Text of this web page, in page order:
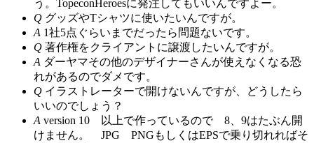
う。TopeconHeroesに発注してもいいんですよー。
Q グッズやTシャツに使いたいんですが。
A 1社5点ぐらいまでだったら問題ないです。
Q 著作権をクライアントに譲渡したいんですが。
A ダーヤマその他のデザイナーさんが使えなくなる恐
れがあるのでダメです。
Q イラストレーターで開けないんですが、どうしたら
いいのでしょう？
A version 10 以上で作っているので 8、9はたぶん開
けません。 JPG PNGもしくはEPSで乗り切れればそ